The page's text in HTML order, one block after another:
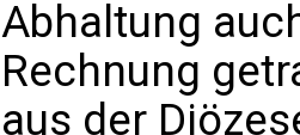
Abhaltung
Rechnung
aus der